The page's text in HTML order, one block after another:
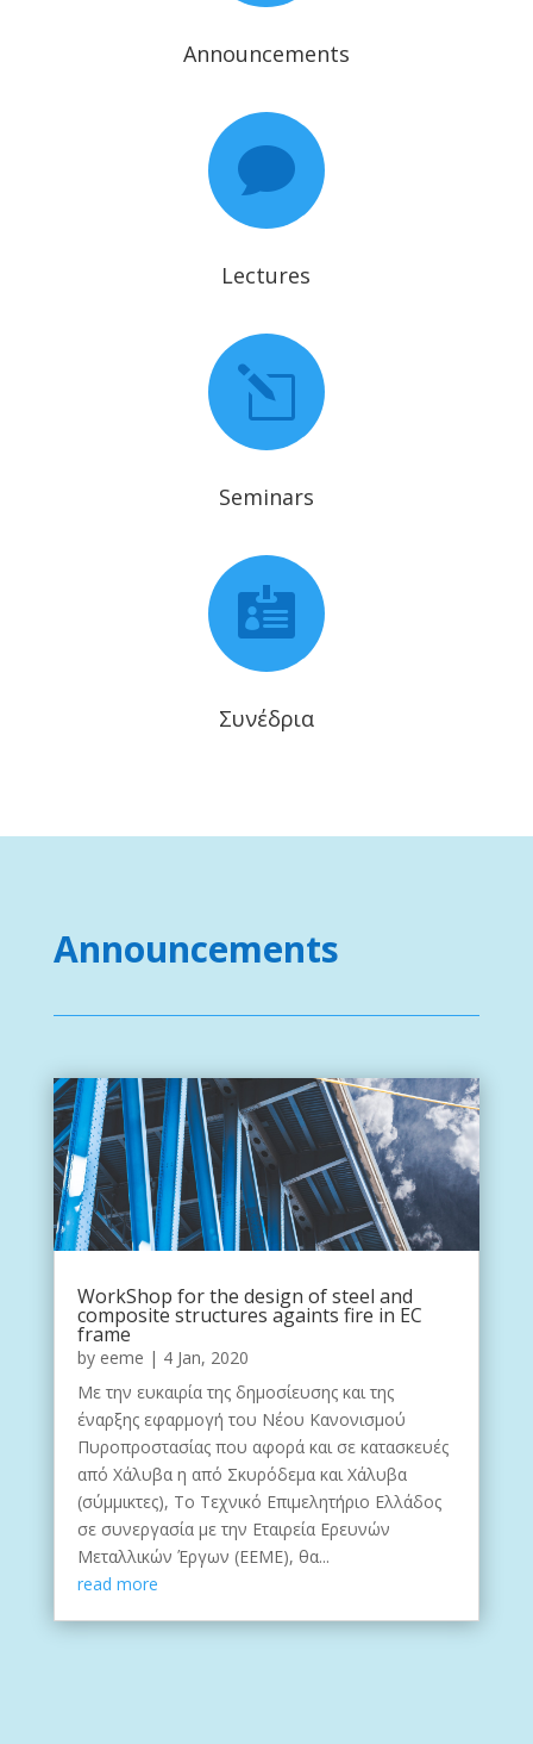
Announcements

Lectures
l
Seminars

Συνέδρια
Announcements
WorkShop for the design of steel and
composite structures againts fire in EC
frame
by eeme | 4 Jan, 2020
Με την ευκαιρία της δημοσίευσης και της
έναρξης εφαρμογή του Νέου Κανονισμού
Πυροπροστασίας που αφορά και σε κατασκευές
από Χάλυβα η από Σκυρόδεμα και Χάλυβα
(σύμμικτες), Το Τεχνικό Επιμελητήριο Ελλάδος
σε συνεργασία με την Εταιρεία Ερευνών
Μεταλλικών Έργων (ΕΕΜΕ), θα...
read more